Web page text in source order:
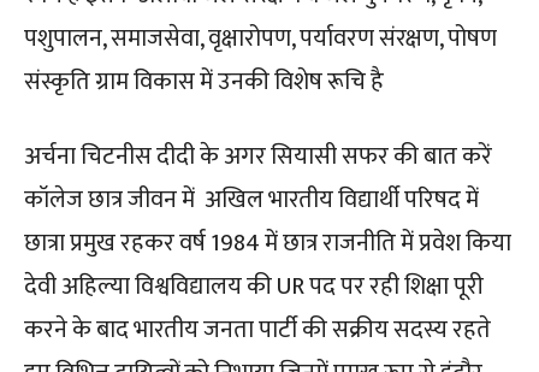
पशुपालन, समाजसेवा, वृक्षारोपण, पर्यावरण संरक्षण, पोषण
संस्कृति ग्राम विकास में उनकी विशेष रूचि है
अर्चना चिटनीस दीदी के अगर सियासी सफर की बात करें
कॉलेज छात्र जीवन में अखिल भारतीय विद्यार्थी परिषद में
छात्रा प्रमुख रहकर वर्ष 1984 में छात्र राजनीति में प्रवेश किया
देवी अहिल्या विश्वविद्यालय की UR पद पर रही शिक्षा पूरी
करने के बाद भारतीय जनता पार्टी की सक्रीय सदस्य रहते